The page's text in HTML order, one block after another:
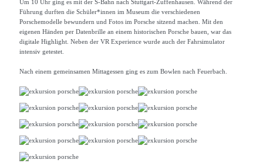
Um 10 Uhr ging es mit der S-Bahn nach Stuttgart-Zuffenhausen. Während der
Führung durften die Schüler*innen im Museum die verschiedenen
Porschemodelle bewundern und Fotos im Porsche sitzend machen. Mit den
eigenen Händen per Datenbrille an einem historischen Porsche bauen, war das
digitale Highlight. Neben der VR Experience wurde auch der Fahrsimulator
intensiv getestet.
Nach einem gemeinsamen Mittagessen ging es zum Bowlen nach Feuerbach.